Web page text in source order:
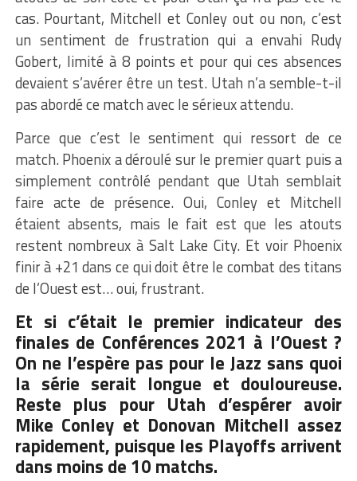
cas. Pourtant, Mitchell et Conley out ou non, c’est
un sentiment de frustration qui a envahi Rudy
Gobert, limité à 8 points et pour qui ces absences
devaient s’avérer être un test. Utah n’a semble-t-il
pas abordé ce match avec le sérieux attendu.
Parce que c’est le sentiment qui ressort de ce
match. Phoenix a déroulé sur le premier quart puis a
simplement contrôlé pendant que Utah semblait
faire acte de présence. Oui, Conley et Mitchell
étaient absents, mais le fait est que les atouts
restent nombreux à Salt Lake City. Et voir Phoenix
finir à +21 dans ce qui doit être le combat des titans
de l’Ouest est… oui, frustrant.
Et si c’était le premier indicateur des
finales de Conférences 2021 à l’Ouest ?
On ne l’espère pas pour le Jazz sans quoi
la série serait longue et douloureuse.
Reste plus pour Utah d’espérer avoir
Mike Conley et Donovan Mitchell assez
rapidement, puisque les Playoffs arrivent
dans moins de 10 matchs.